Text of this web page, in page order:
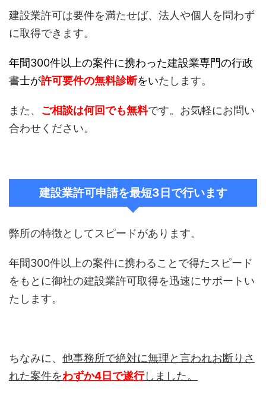
建設業許可は要件を満たせば、法人や個人を問わず
に取得できます。
年間300件以上の案件に携わった建設業専門の行政
書士が許可要件の無料診断をいたします。
また、 ご相談は何回でも無料です。お気軽にお問い
合わせください。
建設業許可申請を最短3日で行います
弊所の特徴としてスピードがあります。
年間300件以上の案件に携わることで得たスピード
をもとに御社の建設業許可取得を迅速にサポートい
たします。
ちなみに、 他事務所で絶対に無理と言われお断りさ
れた案件をわずか4日で遂行しました。